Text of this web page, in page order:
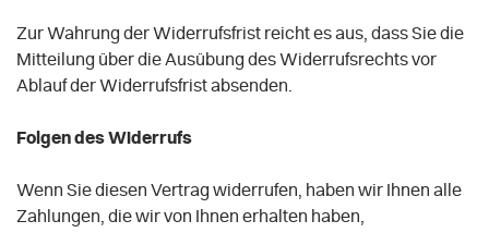
Zur Wahrung der Widerrufsfrist reicht es aus, dass Sie die
Mitteilung über die Ausübung des Widerrufsrechts vor
Ablauf der Widerrufsfrist absenden.
Folgen des Widerrufs
Wenn Sie diesen Vertrag widerrufen, haben wir Ihnen alle
Zahlungen, die wir von Ihnen erhalten haben,